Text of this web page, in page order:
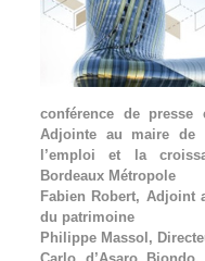
conférence de presse
Adjointe au maire de
l’emploi et la
Bordeaux Métropole
Fabien Robert, Adjoint
du patrimoine
Philippe Massol,